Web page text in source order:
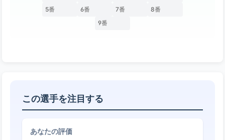
5番
6番 7番
8番
9番
この選手を注目する
あなたの評価